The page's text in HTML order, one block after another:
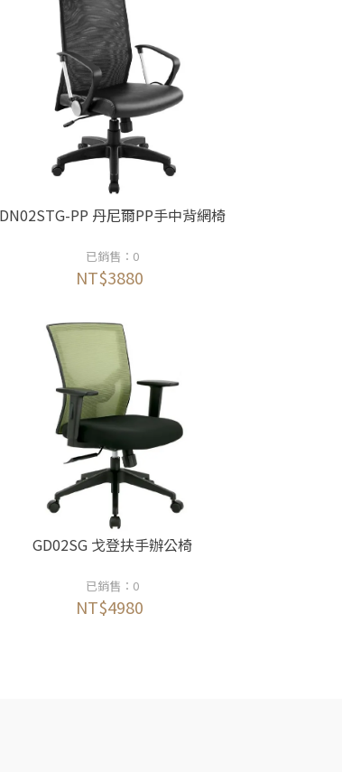
DN02STG-PP 丹尼爾PP手中背網椅
已銷售：0
NT$3880
GD02SG 戈登扶手辦公椅
已銷售：0
NT$4980